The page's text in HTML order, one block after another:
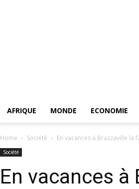
AFRIQUE MONDE ECONOMIE
Home Société En vacances à Brazzaville la
Société
En vacances